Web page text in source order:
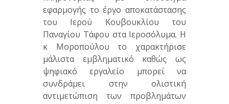
εφαρμογής το έργο αποκατάστασης
του Ιερού Κουβουκλίου του
Παναγίου Τάφου στα Ιεροσόλυμα. Η
κ Μοροπούλου το χαρακτήρισε
μάλιστα εμβληματικό καθώς ως
ψηφιακό εργαλείο μπορεί να
συνδράμει στην ολιστική
αντιμετώπιση των προβλημάτων